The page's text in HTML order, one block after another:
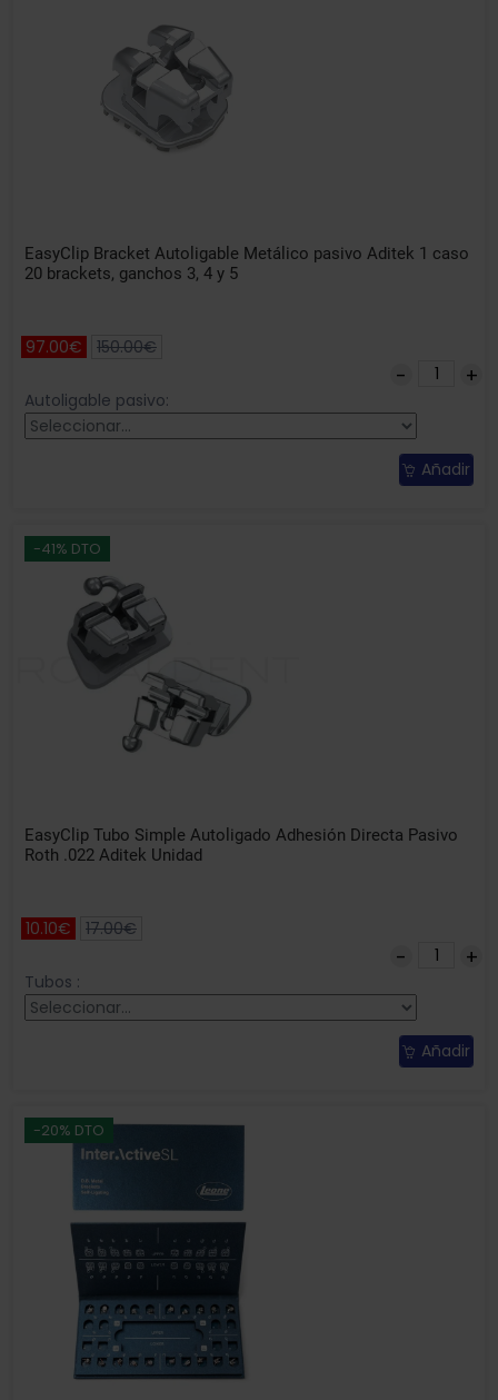
EasyClip Bracket Autoligable Metálico pasivo Aditek 1 caso
20 brackets, ganchos 3, 4 y 5
97.00€ 150.00€
Autoligable pasivo:
Añadir
-41% DTO
EasyClip Tubo Simple Autoligado Adhesión Directa Pasivo
Roth .022 Aditek Unidad
10.10€ 17.00€
Tubos :
Añadir
-20% DTO